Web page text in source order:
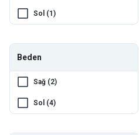
Sol (1)
Beden
Sağ (2)
Sol (4)